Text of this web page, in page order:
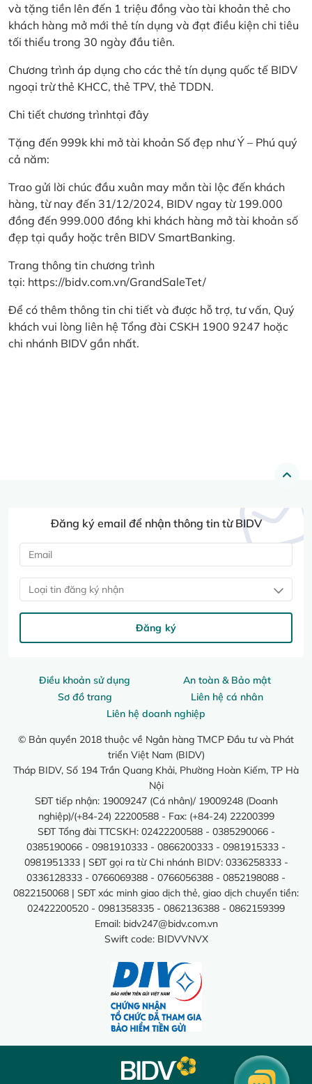
và tặng tiền lên đến 1 triệu đồng vào tài khoản thẻ cho
khách hàng mở mới thẻ tín dụng và đạt điều kiện chi tiêu
tối thiểu trong 30 ngày đầu tiên.
Chương trình áp dụng cho các thẻ tín dụng quốc tế BIDV
ngoại trừ thẻ KHCC, thẻ TPV, thẻ TDDN.
Chi tiết chương trìnhtại đây
Tặng đến 999k khi mở tài khoản Số đẹp như Ý – Phú quý
cả năm:
Trao gửi lời chúc đầu xuân may mắn tài lộc đến khách
hàng, từ nay đến 31/12/2024, BIDV ngay từ 199.000
đồng đến 999.000 đồng khi khách hàng mở tài khoản số
đẹp tại quầy hoặc trên BIDV SmartBanking.
Trang thông tin chương trình
tại: https://bidv.com.vn/GrandSaleTet/
Để có thêm thông tin chi tiết và được hỗ trợ, tư vấn, Quý
khách vui lòng liên hệ Tổng đài CSKH 1900 9247 hoặc
chi nhánh BIDV gần nhất.
Điều khoản sử dụng
An toàn & Bảo mật
Sơ đồ trang
Liên hệ cá nhân
Liên hệ doanh nghiệp
© Bản quyền 2018 thuộc về Ngân hàng TMCP Đầu tư và Phát
triển Việt Nam (BIDV)
Tháp BIDV, Số 194 Trần Quang Khải, Phường Hoàn Kiếm, TP Hà
Nội
SĐT tiếp nhận: 19009247 (Cá nhân)/ 19009248 (Doanh
nghiệp)/(+84-24) 22200588 - Fax: (+84-24) 22200399
SĐT Tổng đài TTCSKH: 02422200588 - 0385290066 -
0385190066 - 0981910333 - 0866200333 - 0981915333 -
0981951333 | SĐT gọi ra từ Chi nhánh BIDV: 0336258333 -
0336128333 - 0766069388 - 0766056388 - 0852198088 -
0822150068 | SĐT xác minh giao dịch thẻ, giao dịch chuyển tiền:
02422200520 - 0981358335 - 0862136388 - 0862159399
Email: bidv247@bidv.com.vn
Swift code: BIDVVNVX
Đăng ký email để nhận thông tin từ BIDV
Loại tin đăng ký nhận
Đăng ký